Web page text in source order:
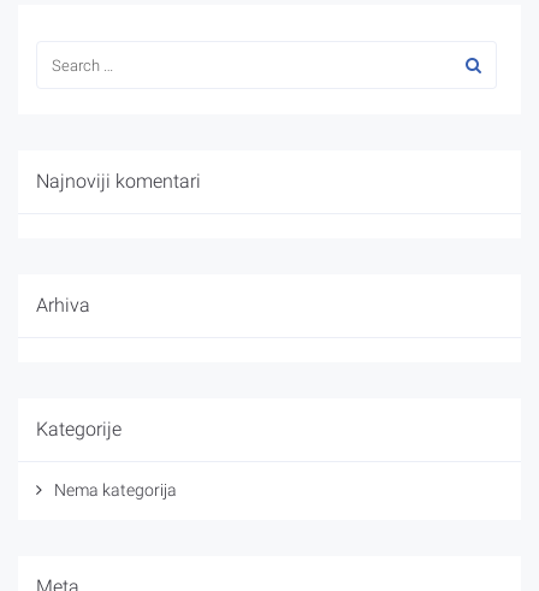
Najnoviji komentari
Arhiva
Kategorije
Nema kategorija